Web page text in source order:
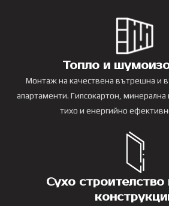
Топло и
Монтаж на качествена вътрешна и
апартаменти. Гипсокартон, минерална
тихо и енергийно
Сухо строителство